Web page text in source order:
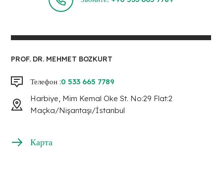
PROF. DR. MEHMET BOZKURT
Телефон :0 533 665 7789
Harbiye, Mim Kemal Oke St. No:29 Flat:2
Maçka/Nişantaşı/İstanbul
Карта